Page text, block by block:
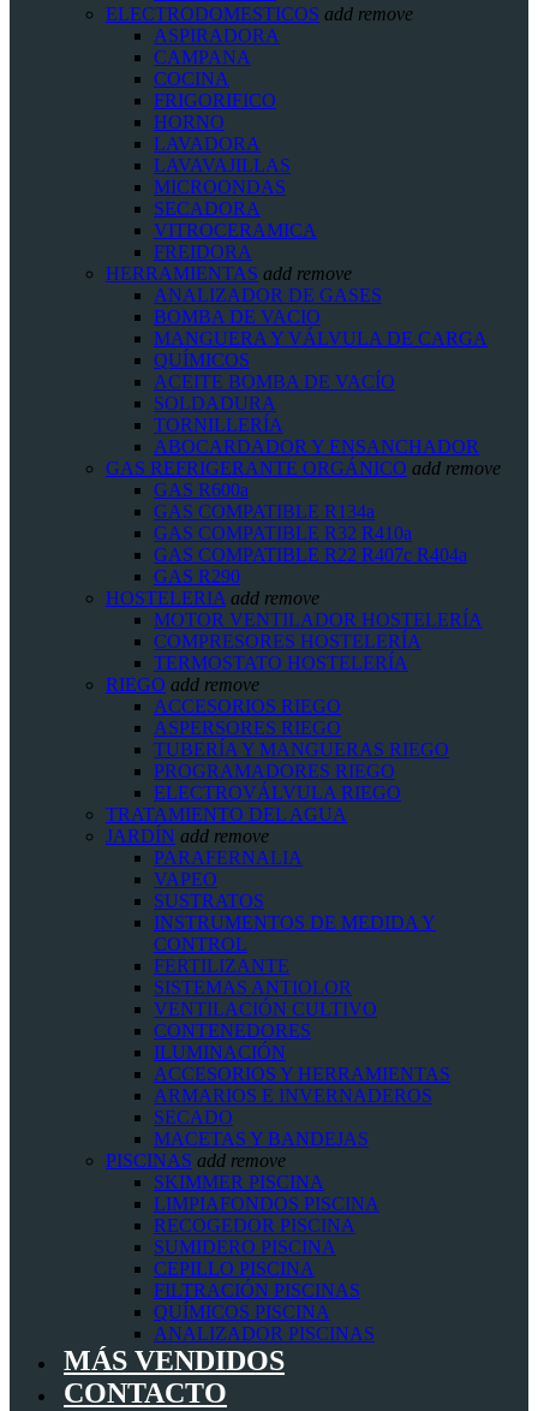
ELECTRODOMESTICOS add remove
ASPIRADORA
CAMPANA
COCINA
FRIGORIFICO
HORNO
LAVADORA
LAVAVAJILLAS
MICROONDAS
SECADORA
VITROCERAMICA
FREIDORA
HERRAMIENTAS add remove
ANALIZADOR DE GASES
BOMBA DE VACIO
MANGUERA Y VÁLVULA DE CARGA
QUÍMICOS
ACEITE BOMBA DE VACÍO
SOLDADURA
TORNILLERÍA
ABOCARDADOR Y ENSANCHADOR
GAS REFRIGERANTE ORGÁNICO add remove
GAS R600a
GAS COMPATIBLE R134a
GAS COMPATIBLE R32 R410a
GAS COMPATIBLE R22 R407c R404a
GAS R290
HOSTELERIA add remove
MOTOR VENTILADOR HOSTELERÍA
COMPRESORES HOSTELERÍA
TERMOSTATO HOSTELERÍA
RIEGO add remove
ACCESORIOS RIEGO
ASPERSORES RIEGO
TUBERÍA Y MANGUERAS RIEGO
PROGRAMADORES RIEGO
ELECTROVÁLVULA RIEGO
TRATAMIENTO DEL AGUA
JARDÍN add remove
PARAFERNALIA
VAPEO
SUSTRATOS
INSTRUMENTOS DE MEDIDA Y
CONTROL
FERTILIZANTE
SISTEMAS ANTIOLOR
VENTILACIÓN CULTIVO
CONTENEDORES
ILUMINACIÓN
ACCESORIOS Y HERRAMIENTAS
ARMARIOS E INVERNADEROS
SECADO
MACETAS Y BANDEJAS
PISCINAS add remove
SKIMMER PISCINA
LIMPIAFONDOS PISCINA
RECOGEDOR PISCINA
SUMIDERO PISCINA
CEPILLO PISCINA
FILTRACIÓN PISCINAS
QUÍMICOS PISCINA
ANALIZADOR PISCINAS
MÁS VENDIDOS
CONTACTO